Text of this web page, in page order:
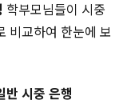
학부모님들이 시중
비교하여 한눈에 보
반 시중 은행